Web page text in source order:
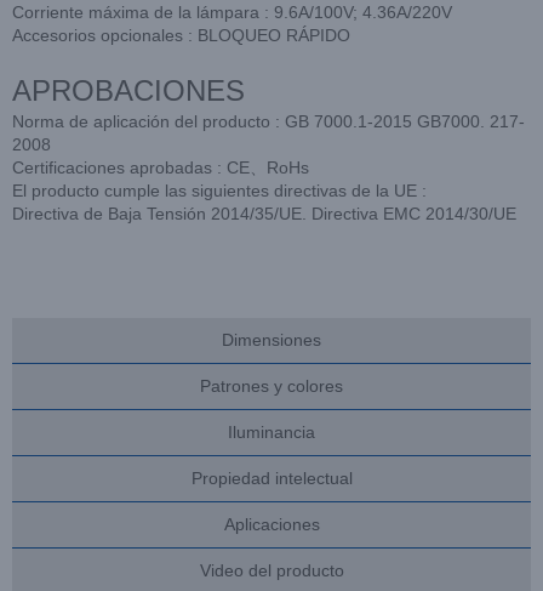
Corriente máxima de la lámpara : 9.6A/100V; 4.36A/220V
Accesorios opcionales : BLOQUEO RÁPIDO
APROBACIONES
Norma de aplicación del producto : GB 7000.1-2015 GB7000. 217-
2008
Certificaciones aprobadas : CE、RoHs
El producto cumple las siguientes directivas de la UE :
Directiva de Baja Tensión 2014/35/UE. Directiva EMC 2014/30/UE
Dimensiones
Patrones y colores
Iluminancia
Propiedad intelectual
Aplicaciones
Video del producto